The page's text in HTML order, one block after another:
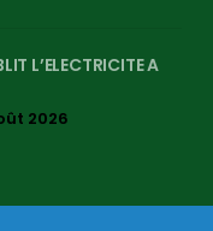
L’ELECTRICITE A
2026